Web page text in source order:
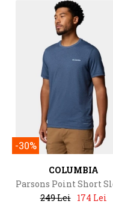
-30%
COLUMBIA
Parsons Point Short
Back Graphic Tee
249 Lei 174 Lei